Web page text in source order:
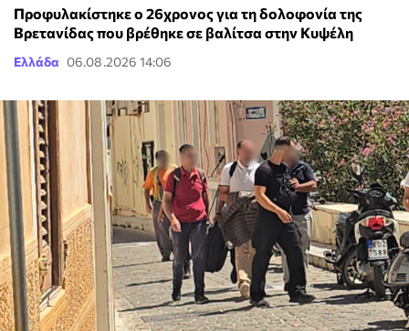
Προφυλακίστηκε ο 26χρονος για τη δολοφονία της
Βρετανίδας που βρέθηκε σε βαλίτσα στην Κυψέλη
Ελλάδα 06.08.2026 14:06